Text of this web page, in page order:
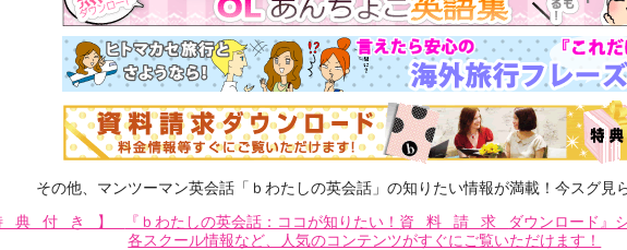
その他、マンツーマン英会話「ｂわたしの英会話」の知りたい情報が満載！今スグ見
典付き】 『ｂわたしの英会話：ココが知りたい！ 資料請求
ダウンロード』
各スクール情報など、人気のコンテンツがすぐにご覧いただけます！